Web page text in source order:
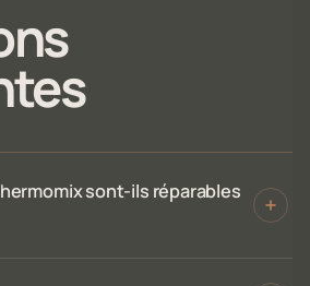
sont-ils réparables